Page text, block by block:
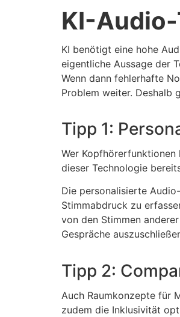
KI-
KI benötigt eine hohe
eigentliche Aussage der
Wenn dann fehlerhafte
Problem weiter. Deshalb
Tipp 1:
Wer Kopfhörerfunktionen
dieser Technologie
Die personalisierte
Stimmabdruck zu
von den Stimmen
Gespräche
Tipp 2:
Auch Raumkonzepte für
zudem die Inklusivität